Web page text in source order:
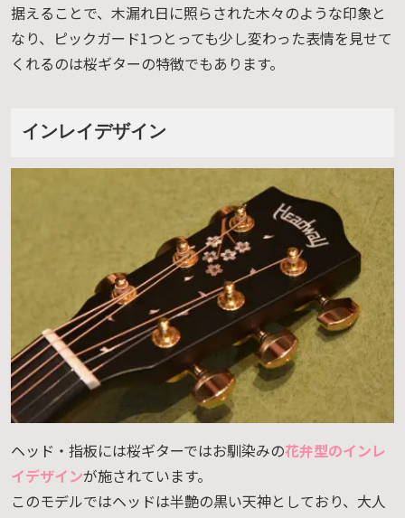
据えることで、木漏れ日に照らされた木々のような印象と
なり、ピックガード1つとっても少し変わった表情を見せて
くれるのは桜ギターの特徴でもあります。
インレイデザイン
ヘッド・指板には桜ギターではお馴染みの花弁型のインレ
イデザインが施されています。
このモデルではヘッドは半艶の黒い天神としており、大人